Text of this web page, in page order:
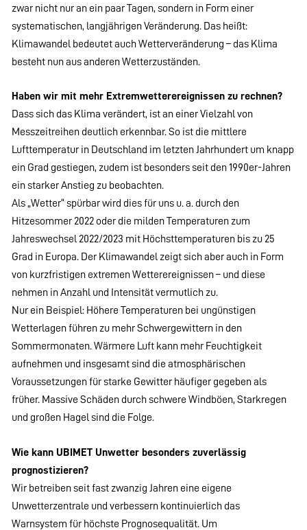
zwar nicht nur an ein paar Tagen, sondern in Form einer
systematischen, langjährigen Veränderung. Das heißt:
Klimawandel bedeutet auch Wetterveränderung – das Klima
besteht nun aus anderen Wetterzuständen.
Haben wir mit mehr Extremwetterereignissen zu rechnen?
Dass sich das Klima verändert, ist an einer Vielzahl von
Messzeitreihen deutlich erkennbar. So ist die mittlere
Lufttemperatur in Deutschland im letzten Jahrhundert um knapp
ein Grad gestiegen, zudem ist besonders seit den 1990er-Jahren
ein starker Anstieg zu beobachten.
Als „Wetter“ spürbar wird dies für uns u. a. durch den
Hitzesommer 2022 oder die milden Temperaturen zum
Jahreswechsel 2022/2023 mit Höchsttemperaturen bis zu 25
Grad in Europa. Der Klimawandel zeigt sich aber auch in Form
von kurzfristigen extremen Wetterereignissen – und diese
nehmen in Anzahl und Intensität vermutlich zu.
Nur ein Beispiel: Höhere Temperaturen bei ungünstigen
Wetterlagen führen zu mehr Schwergewittern in den
Sommermonaten. Wärmere Luft kann mehr Feuchtigkeit
aufnehmen und insgesamt sind die atmosphärischen
Voraussetzungen für starke Gewitter häufiger gegeben als
früher. Massive Schäden durch schwere Windböen, Starkregen
und großen Hagel sind die Folge.
Wie kann UBIMET Unwetter besonders zuverlässig
prognostizieren?
Wir betreiben seit fast zwanzig Jahren eine eigene
Unwetterzentrale und verbessern kontinuierlich das
Warnsystem für höchste Prognosequalität. Um